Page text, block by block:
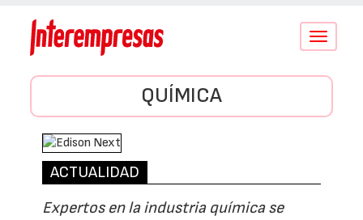
Conmutar
QUÍMICA
ACTUALIDAD
Expertos en la industria química se